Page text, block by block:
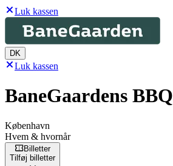
Luk kassen
DK
Luk kassen
BaneGaardens BBQ
København
Hvem & hvornår
Billetter
Tilføj billetter